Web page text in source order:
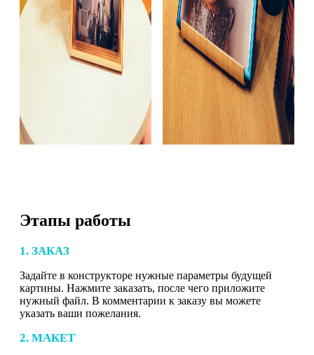
Этапы работы
1. ЗАКАЗ
Задайте в конструкторе нужные параметры будущей
картины. Нажмите заказать, после чего приложите
нужный файл. В комментарии к заказу вы можете
указать ваши пожелания.
2. МАКЕТ